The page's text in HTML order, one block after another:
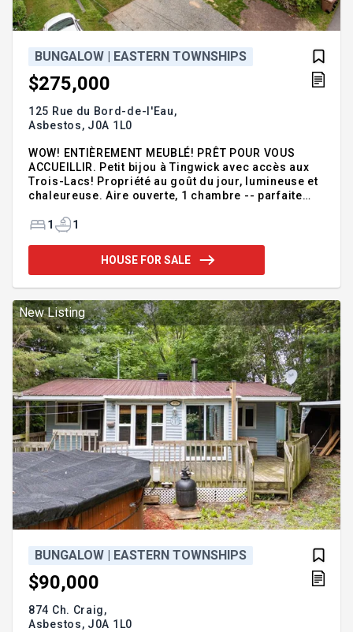
BUNGALOW | EASTERN TOWNSHIPS
$275,000
125 Rue du Bord-de-l'Eau,
Asbestos, J0A 1L0
WOW! ENTIÈREMENT MEUBLÉ! PRÊT POUR VOUS
ACCUEILLIR. Petit bijou à Tingwick avec accès aux
Trois-Lacs! Propriété au goût du jour, lumineuse et
chaleureuse. Aire ouverte, 1 chambre -- parfaite
jardin, spa et espace pour profiter pleinement de
Incluant les meubles présents lors de la visite.
Secteur paisible près des services. Un vrai coup de
du jour, où charme et simplicité se rencontrent
1 1
HOUSE FOR SALE
New Listing
BUNGALOW | EASTERN TOWNSHIPS
$90,000
874 Ch. Craig,
Asbestos, J0A 1L0